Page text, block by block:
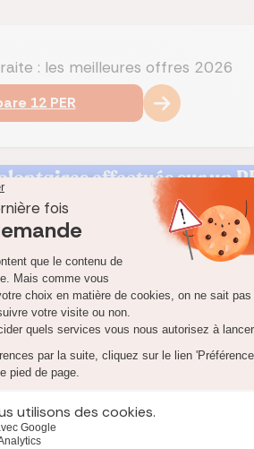
: les meilleures offres 2026
12 PER
effectués sur un
l’objet de déductions fiscales, dans
d’impôt ». Les déductions
est directement calculé votre impôt